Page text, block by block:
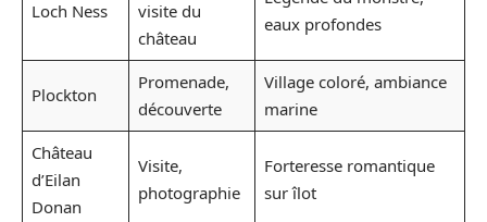
Loch Ness
visite du
château
eaux profondes
Plockton
Promenade,
découverte
Village coloré, ambiance
marine
Château
d’Eilan
Donan
Visite,
photographie
Forteresse romantique
sur îlot